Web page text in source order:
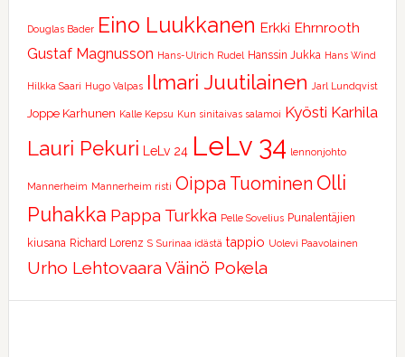
Douglas Bader Eino Luukkanen Erkki Ehrnrooth
Gustaf Magnusson Hans-Ulrich Rudel Hanssin Jukka Hans Wind
Hilkka Saari Hugo Valpas Ilmari Juutilainen Jarl Lundqvist
Joppe Karhunen Kalle Kepsu Kun sinitaivas salamoi Kyösti Karhila
Lauri Pekuri LeLv 24 LeLv 34 lennonjohto
Mannerheim Mannerheim risti Oippa Tuominen Olli
Puhakka Pappa Turkka Pelle Sovelius Punalentäjien
kiusana Richard Lorenz S Surinaa idästä tappio Uolevi Paavolainen
Urho Lehtovaara Väinö Pokela